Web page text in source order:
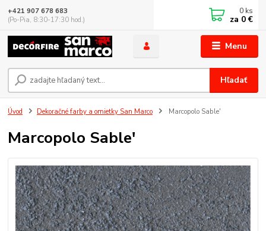
Menu
Hľadať
+421 907 678 683
(Po-Pia, 8:30-17:30 hod.)
0 ks
za 0 €
Úvod Dekoračné farby a omietky San Marco Marcopolo Sable'
Marcopolo Sable'